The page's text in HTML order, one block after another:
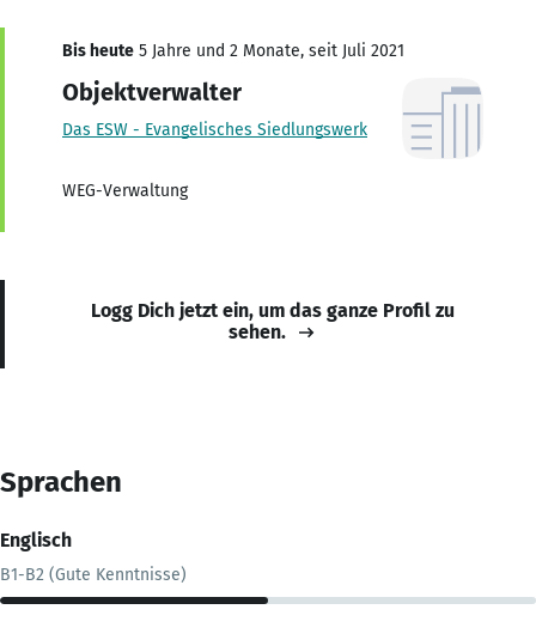
Bis heute 5 Jahre und 2 Monate, seit Juli 2021
Objektverwalter
Das ESW - Evangelisches Siedlungswerk
WEG-Verwaltung
Logg Dich jetzt ein, um das ganze Profil zu
sehen.
Sprachen
Englisch
B1-B2 (Gute Kenntnisse)